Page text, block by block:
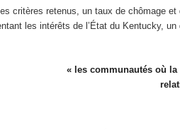
critères retenus, un taux de chômage
les intérêts de l’État du Kentucky,
« les communautés où